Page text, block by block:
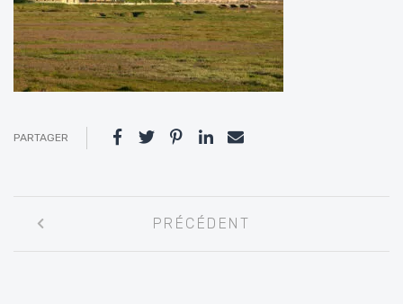
PARTAGER
entre
PRÉCÉDENT